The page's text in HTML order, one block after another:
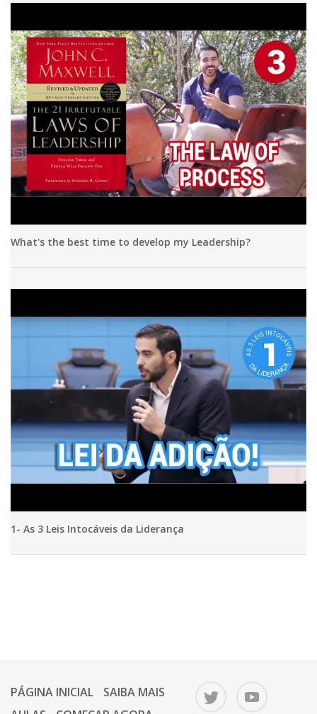
What's the best time to develop my Leadership?
1- As 3 Leis Intocáveis da Liderança
PÁGINA INICIAL
SAIBA MAIS